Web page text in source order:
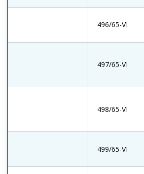
496/65-VI
497/65-VI
498/65-VI
499/65-VI